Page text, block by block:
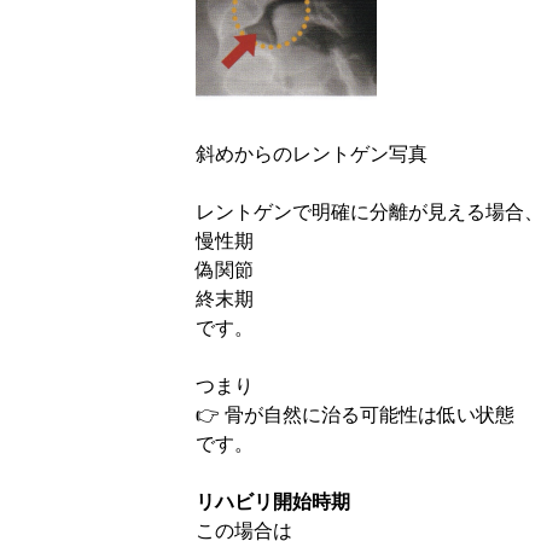
斜めからのレントゲン写真
レントゲンで明確に分離が見える場合
慢性期
偽関節
終末期
です。
つまり
👉 骨が自然に治る可能性は低い状態
です。
リハビリ開始時期
この場合は